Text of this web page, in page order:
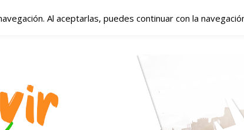
– Vivir en
en Irlanda
Irlanda!
Al aceptarlas, puedes continuar con la